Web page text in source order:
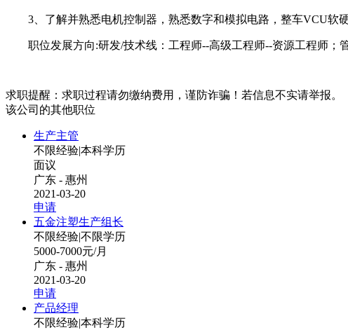
3、了解并熟悉电机控制器，熟悉数字和模拟电路，整车VCU软
职位发展方向:研发/技术线：工程师--高级工程师--资源工程师；
求职提醒：求职过程请勿缴纳费用，谨防诈骗！若信息不实请举报。
该公司的其他职位
生产主管
不限经验|本科学历
面议
广东 - 惠州
2021-03-20
申请
五金注塑生产组长
不限经验|不限学历
5000-7000元/月
广东 - 惠州
2021-03-20
申请
产品经理
不限经验|本科学历